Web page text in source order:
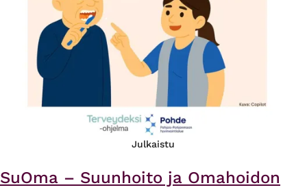
Julkaistu
SuOma – Suunhoito ja Omahoidon